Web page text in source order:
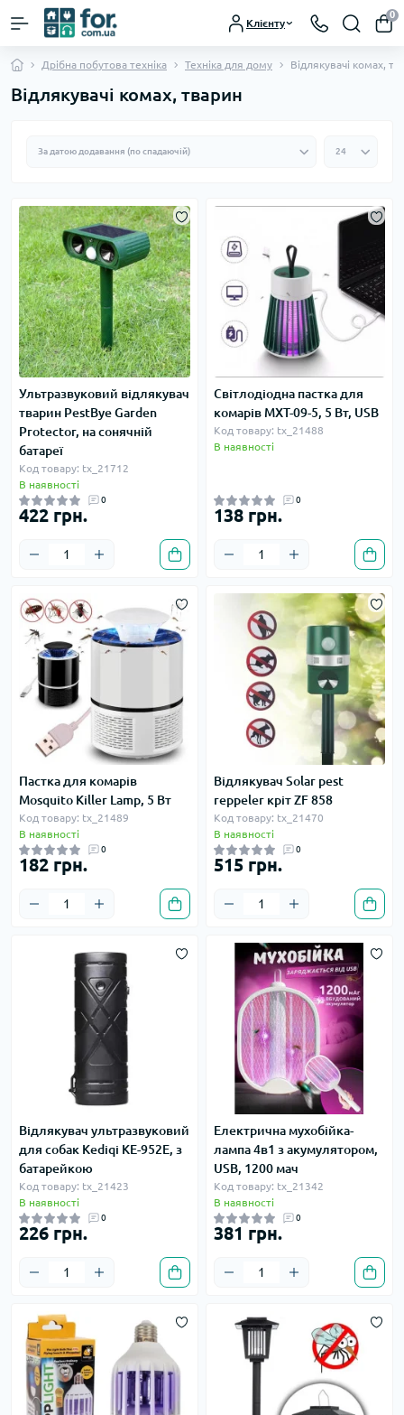
Клієнту
0
Дрібна побутова техніка Техніка для дому Відлякувачі комах,
Відлякувачі комах, тварин
Ультразвуковий відлякувач
тварин PestBye Garden
Protector, на сонячній
батареї
Код товару: tx_21712
В наявності
0
422 грн.
Світлодіодна пастка для
комарів MXT-09-5, 5 Вт, USB
Код товару: tx_21488
В наявності
0
138 грн.
Пастка для комарів
Mosquito Killer Lamp, 5 Вт
Код товару: tx_21489
В наявності
0
182 грн.
Відлякувач Solar pest
reppeler кріт ZF 858
Код товару: tx_21470
В наявності
0
515 грн.
Відлякувач ультразвуковий
для собак Kediqi KE-952E, з
батарейкою
Код товару: tx_21423
В наявності
0
226 грн.
Електрична мухобійка-
лампа 4в1 з акумулятором,
USB, 1200 мач
Код товару: tx_21342
В наявності
0
381 грн.